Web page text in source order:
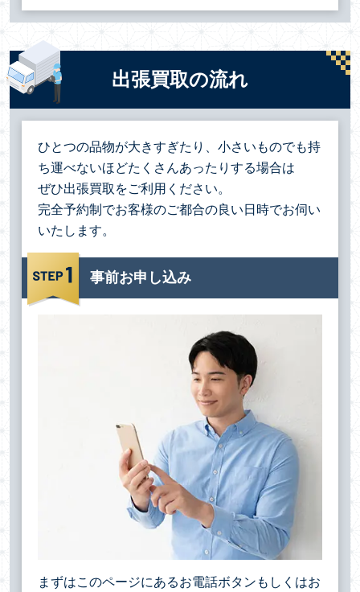
出張買取の流れ
ひとつの品物が大きすぎたり、小さいものでも持
ち運べないほどたくさんあったりする場合は
ぜひ出張買取をご利用ください。
完全予約制でお客様のご都合の良い日時でお伺い
いたします。
事前お申し込み
まずはこのページにあるお電話ボタンもしくはお